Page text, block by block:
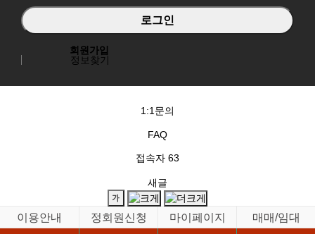
회원가입
정보찾기
1:1문의
FAQ
접속자 63
새글
이용안내 정회원신청 마이페이지
매매/임대